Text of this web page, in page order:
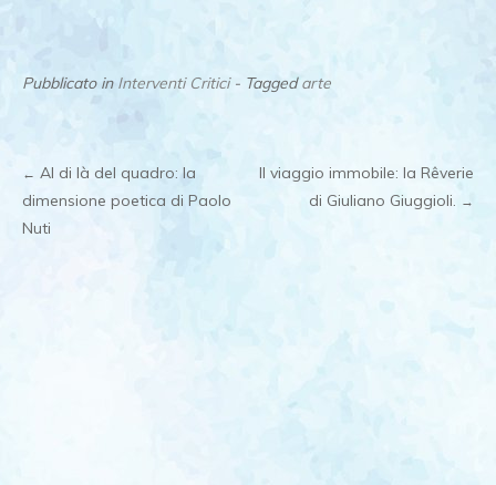
Pubblicato in Interventi Critici - Taggedarte
Post
← Al di là del quadro: la
dimensione poetica di Paolo
Nuti
Il viaggio immobile: la Rêverie
di Giuliano Giuggioli.
→